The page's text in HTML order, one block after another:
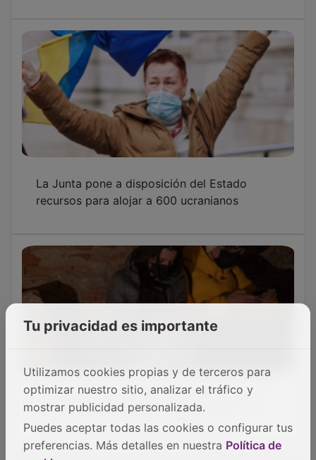
recursos para alojar a 600 ucranianos
Page ofrece al Gobierno 600 plazas para
alojamiento de refugiados de Ucrania
OTRAS NOTICIAS
Tu privacidad es importante
Utilizamos cookies propias y de terceros para
optimizar nuestro sitio, analizar el tráfico y
mostrar publicidad personalizada.
Puedes aceptar todas las cookies o configurar tus
preferencias. Más detalles en nuestra Política de